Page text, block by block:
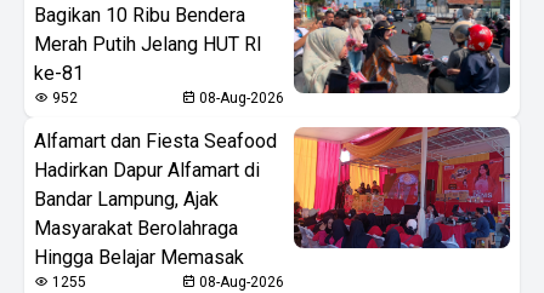
Bagikan 10 Ribu Bendera
Merah Putih Jelang HUT RI
ke-81
952 08-Aug-2026
Alfamart dan Fiesta Seafood
Hadirkan Dapur Alfamart di
Bandar Lampung, Ajak
Masyarakat Berolahraga
Hingga Belajar Memasak
1255 08-Aug-2026